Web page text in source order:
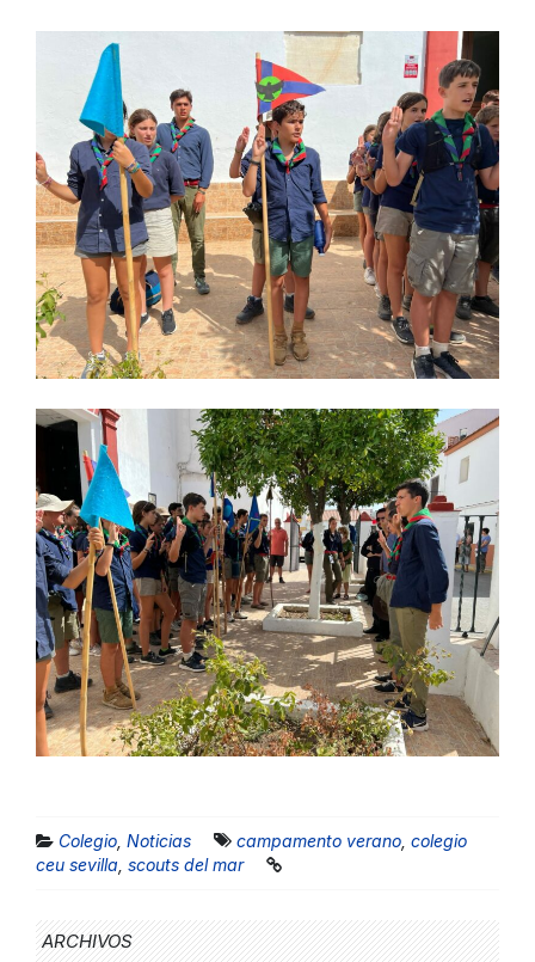
Colegio Noticias campamento verano colegio
ceu sevilla scouts del mar
ARCHIVOS